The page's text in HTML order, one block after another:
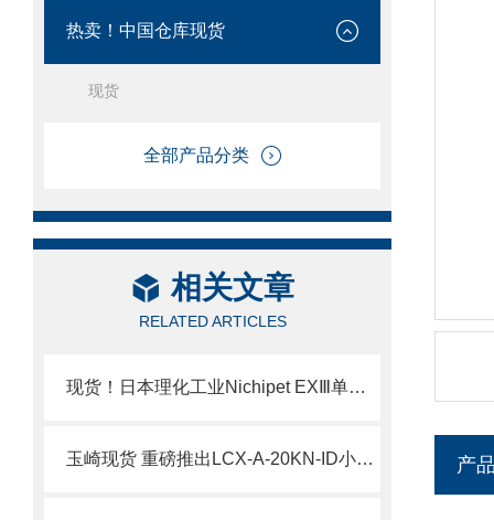
热卖！中国仓库现货
现货
全部产品分类
相关文章
RELATED ARTICLES
现货！日本理化工业Nichipet EXⅢ单道可调移液器技术介绍
玉崎现货 重磅推出LCX-A-20KN-ID小型压缩式载荷传感器 产